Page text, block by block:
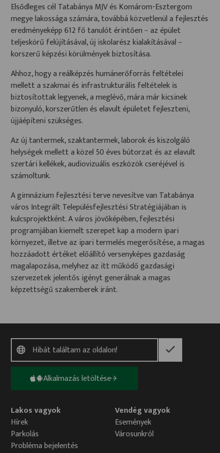
Elsődleges cél Tatabánya MJV és Komárom-Esztergom
megye lakossága számára, továbbá közvetlenül a fejlesztés
eredményeképp 612 fő tanulót érintően − az épület
teljeskörű felújításával, új iskolarész kialakításával −
korszerű képzési körülmények biztosítása.
Ahhoz, hogy a reálképzés humánerőforrás feltételei
mellett a szakmai és infrastrukturális feltételek is
biztosítottak legyenek, a meglévő, mára már kicsinek
bizonyuló, korszerűtlen és elavult épületet fejleszteni,
újjáépíteni szükséges.
Az új tantermek, szaktantermek, laborok és kiszolgáló
helységek mellett a közel 50 éves bútorzat és az elavult
szertári kellékek, audiovizuális eszközök cseréjével is
számoltunk.
A gimnázium fejlesztési terve nevesítve van Tatabánya
város Integrált Településfejlesztési Stratégiájában is
kulcsprojektként. A város jövőképében, fejlesztési
programjában kiemelt szerepet kap a modern ipari
környezet, illetve az ipari termelés megerősítése, a magas
hozzáadott értéket előállító versenyképes gazdaság
magalapozása, melyhez az itt működő gazdasági
szervezetek jelentős igényt generálnak a magas
képzettségű szakemberek iránt.
Alkalmazás letöltése
Lakos vagyok
Hírek
Parkolás
Probléma bejelentés
Vendég vagyok
Események
Városunkról